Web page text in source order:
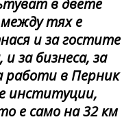
в двете
тях е
и за гостите
за бизнеса, за
работи в Перник
институции,
е само на 32 км